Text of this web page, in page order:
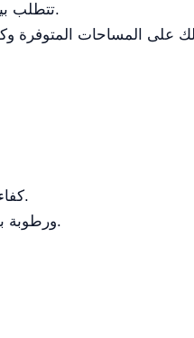
تتطلب بيئة محكومة ومعقمة للعمل مع عينات الخلايا والأنسجة أو العينات البيولوجية.
كفاءة ترشيح عالية، تصل إلى 99.997% للجسيمات التي تبلغ 0.3 ميكرون.
مقاومة للحرارة العالية (حتى 100°C) ورطوبة بنسبة 100%، مما يضمن المتانة.